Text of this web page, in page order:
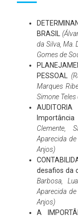
BRASIL
da Silva, Ma.
Gomes de
PESSOAL
Marques
Simone
Clemente,
Aparecida
Anjos)
desafios da
Barbosa,
Aparecida
Anjos)
A